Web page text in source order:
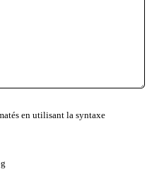
en utilisant la syntaxe